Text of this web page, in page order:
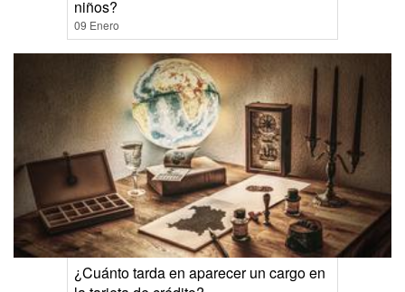
niños?
09 Enero
¿Cuánto tarda en aparecer un cargo en